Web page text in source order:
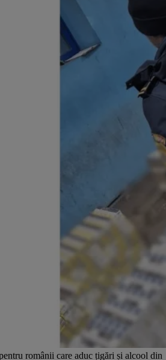
românii care aduc țigări și alcool din